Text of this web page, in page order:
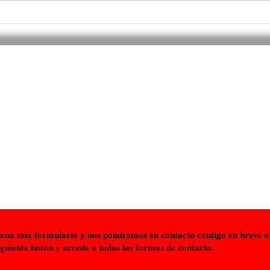
convierte en distribuidor
oficial de Legea Italia
este formulario y nos pondremos en contacto contigo en breve
botón y accede a todas las formas de contacto.